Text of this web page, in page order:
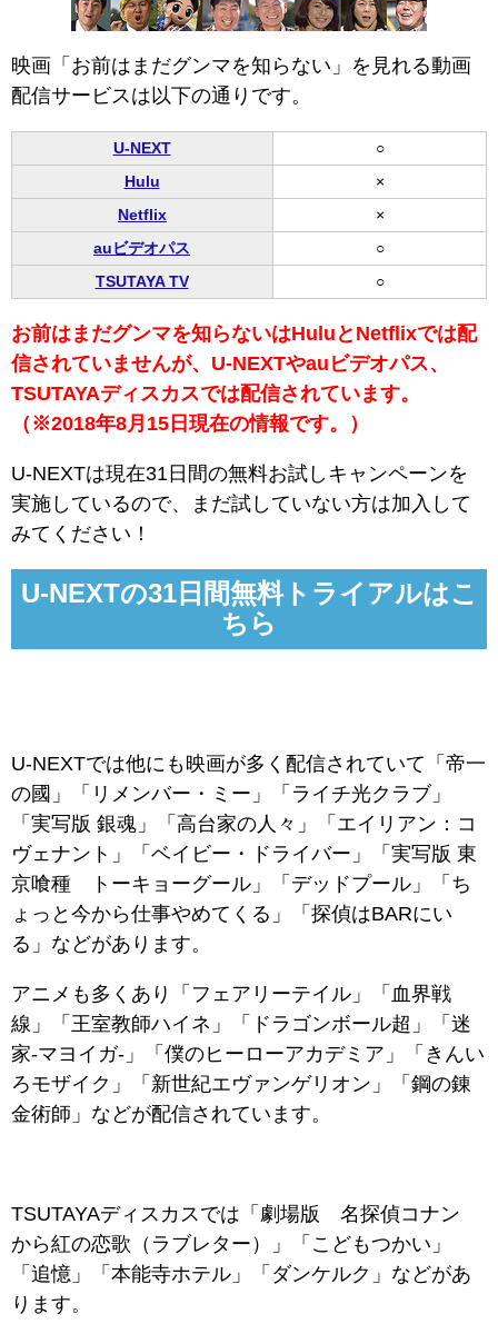
映画「お前はまだグンマを知らない」を見れる動画
配信サービスは以下の通りです。
U-NEXT
○
Hulu
×
Netflix
×
auビデオパス
○
TSUTAYA TV
○
お前はまだグンマを知らないはHuluとNetflixでは配
信されていませんが、U-NEXTやauビデオパス、
TSUTAYAディスカスでは配信されています。
（※2018年8月15日現在の情報です。）
U-NEXTは現在31日間の無料お試しキャンペーンを
実施しているので、まだ試していない方は加入して
みてください！
U-NEXTの31日間無料トライアルはこ
ちら
U-NEXTでは他にも映画が多く配信されていて「帝一
の國」「リメンバー・ミー」「ライチ光クラブ」
「実写版 銀魂」「高台家の人々」「エイリアン：コ
ヴェナント」「ベイビー・ドライバー」「実写版 東
京喰種 トーキョーグール」「デッドプール」「ち
ょっと今から仕事やめてくる」「探偵はBARにい
る」などがあります。
アニメも多くあり「フェアリーテイル」「血界戦
線」「王室教師ハイネ」「ドラゴンボール超」「迷
家‐マヨイガ‐」「僕のヒーローアカデミア」「きんい
ろモザイク」「新世紀エヴァンゲリオン」「鋼の錬
金術師」などが配信されています。
TSUTAYAディスカスでは「劇場版 名探偵コナン
から紅の恋歌（ラブレター）」「こどもつかい」
「追憶」「本能寺ホテル」「ダンケルク」などがあ
ります。